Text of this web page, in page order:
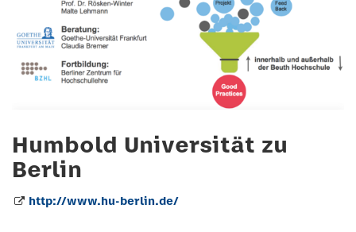
Humbold Universität zu
Berlin
http://www.hu-berlin.de/